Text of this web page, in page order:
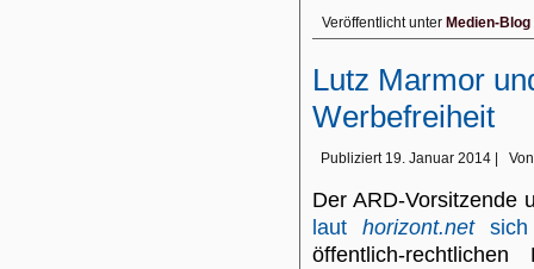
Veröffentlicht unter Medien-Blog
Lutz Marmor
Werbefreiheit
Publiziert 19. Januar 2014 Von
Der ARD-Vorsitzende
lauthorizont.netsich
öffentlich-